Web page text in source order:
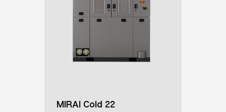
MIRAI Cold 22